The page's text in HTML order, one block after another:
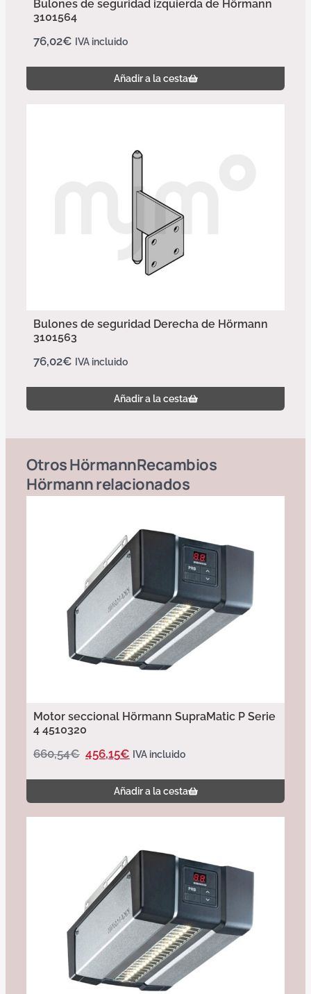
Bulones de seguridad izquierda de Hörmann
3101564
76,02€ IVA incluido
Añadir a la cesta
Bulones de seguridad Derecha de Hörmann
3101563
76,02€ IVA incluido
Añadir a la cesta
OtrosHörmannRecambios
Hörmannrelacionados
Motor seccional Hörmann SupraMatic P Serie
4 4510320
660,54€ 456,15€ IVA incluido
Añadir a la cesta